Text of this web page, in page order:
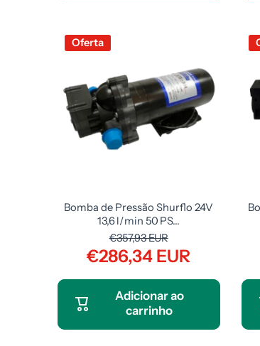
Oferta
Bomba de Pressão Shurflo 24V
13,6 l/min 50 PS...
€357,93 EUR
€286,34 EUR
Adicionar ao
carrinho